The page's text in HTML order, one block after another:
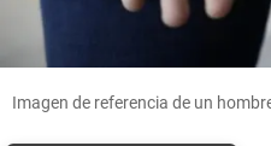
Imagen de referencia de un